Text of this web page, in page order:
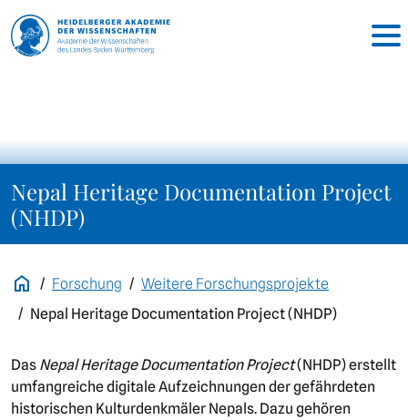
Nepal Heritage Documentation Project
(NHDP)
Forschung
Weitere Forschungsprojekte
Nepal Heritage Documentation Project (NHDP)
Das Nepal Heritage Documentation Project(NHDP) erstellt
umfangreiche digitale Aufzeichnungen der gefährdeten
historischen Kulturdenkmäler Nepals. Dazu gehören